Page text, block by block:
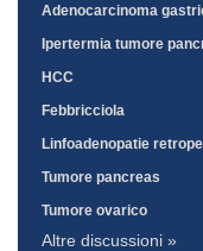
Adenocarcinoma
Ipertermia tumore
HCC
Febbricciola
Linfoadenopatie
Tumore pancreas
Tumore ovarico
Altre discussioni »